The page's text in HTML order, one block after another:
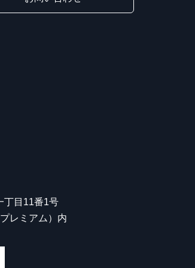
丁目11番1号
レミアム）内